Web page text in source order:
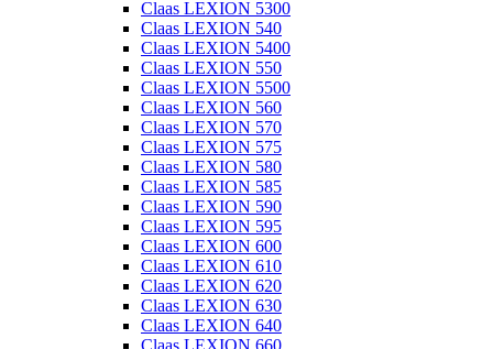
Claas LEXION 5300
Claas LEXION 540
Claas LEXION 5400
Claas LEXION 550
Claas LEXION 5500
Claas LEXION 560
Claas LEXION 570
Claas LEXION 575
Claas LEXION 580
Claas LEXION 585
Claas LEXION 590
Claas LEXION 595
Claas LEXION 600
Claas LEXION 610
Claas LEXION 620
Claas LEXION 630
Claas LEXION 640
Claas LEXION 660